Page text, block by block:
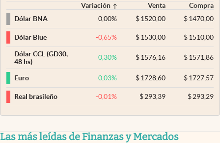
Variación Venta
Compra
Dólar BNA
0,00% $ 1520,00 $1470,00
Dólar Blue -0,65% $ 1530,00 $1510,00
Dólar CCL (GD30,
48 hs)
0,30% $ 1576,16 $1571,86
Euro 0,03% $ 1728,60 $1727,57
Real brasileño -0,01% $ 293,39 $293,29
Las más leídas de Finanzas y Mercados